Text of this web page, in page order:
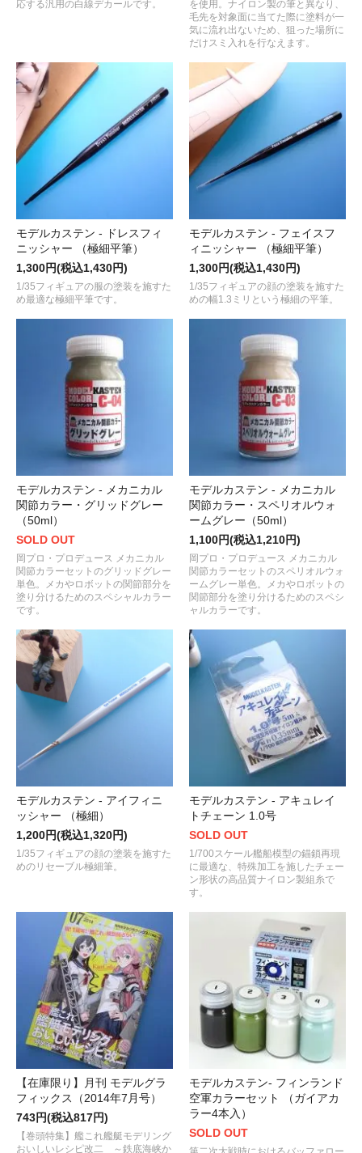
応する汎用の白線デカールです。
を使用。ナイロン製の筆と異なり、
毛先を対象面に当てた際に塗料が一
気に流れ出ないため、狙った場所に
だけスミ入れを行なえます。
モデルカステン - ドレスフィ
ニッシャー （極細平筆）
1,300円(税込1,430円)
1/35フィギュアの服の塗装を施すた
め最適な極細平筆です。
モデルカステン - フェイスフ
ィニッシャー （極細平筆）
1,300円(税込1,430円)
1/35フィギュアの顔の塗装を施すた
めの幅1.3ミリという極細の平筆。
モデルカステン - メカニカル
関節カラー・グリッドグレー
（50ml）
SOLD OUT
岡プロ・プロデュース メカニカル
関節カラーセットのグリッドグレー
単色。メカやロボットの関節部分を
塗り分けるためのスペシャルカラー
です。
モデルカステン - メカニカル
関節カラー・スペリオルウォ
ームグレー（50ml）
1,100円(税込1,210円)
岡プロ・プロデュース メカニカル
関節カラーセットのスペリオルウォ
ームグレー単色。メカやロボットの
関節部分を塗り分けるためのスペシ
ャルカラーです。
モデルカステン - アイフィニ
ッシャー （極細）
1,200円(税込1,320円)
1/35フィギュアの顔の塗装を施すた
めのリセーブル極細筆。
モデルカステン - アキュレイ
トチェーン 1.0号
SOLD OUT
1/700スケール艦船模型の錨鎖再現
に最適な、特殊加工を施したチェー
ン形状の高品質ナイロン製組糸で
す。
【在庫限り】月刊 モデルグラ
フィックス（2014年7月号）
743円(税込817円)
【巻頭特集】艦これ艦艇モデリング
おいしいレシピ改二 ～鉄底海峡か
モデルカステン- フィンランド
空軍カラーセット （ガイアカ
ラー4本入）
SOLD OUT